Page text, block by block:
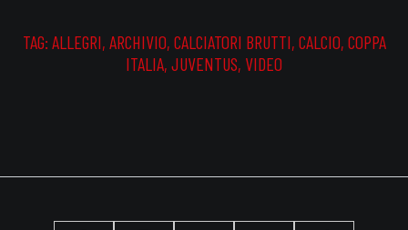
TAG: ALLEGRI, ARCHIVIO, CALCIATORI BRUTTI, CALCIO, COPPA
ITALIA, JUVENTUS, VIDEO